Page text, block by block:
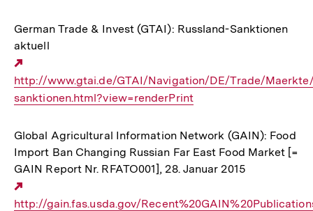
German Trade & Invest (GTAI): Russland-Sanktionen
aktuell
Link:
http://www.gtai.de/GTAI/Navigation/DE/Trade/
sanktionen.html?view=renderPrint
Global Agricultural Information Network (GAIN): Food
Import Ban Changing Russian Far East Food Market [=
GAIN Report Nr. RFATO001], 28. Januar 2015
Link:
http://gain.fas.usda.gov/